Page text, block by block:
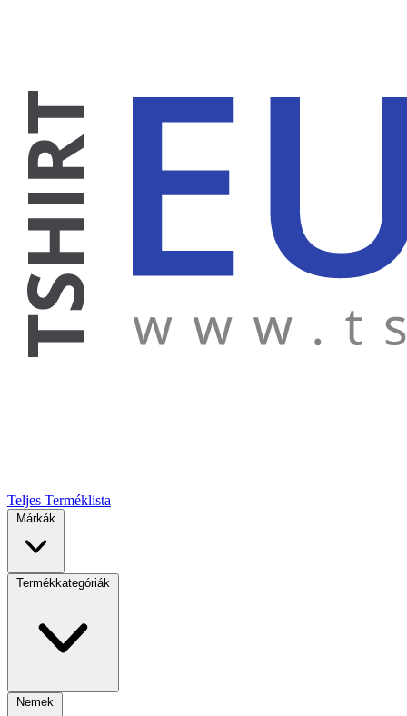
Teljes Terméklista
Márkák
Termékkategóriák
Nemek